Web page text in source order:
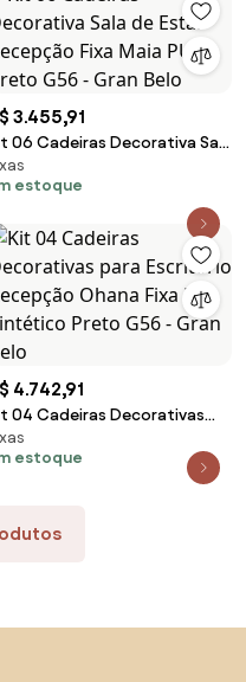
3.455,91
06 Cadeiras Decorativa Sala
Estar Recepção Fixa Maia PU
G56 - Gran Belo
estoque
4.742,91
04 Cadeiras Decorativas
Escritório Recepção
Fixa PU Sintético Preto
estoque